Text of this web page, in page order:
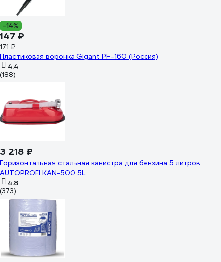
-14%
147 ₽
171 ₽
Пластиковая воронка Gigant PH-160 (Россия)
4.4
(188)
3 218 ₽
Горизонтальная стальная канистра для бензина 5 литров
AUTOPROFI KAN-500 5L
4.8
(373)